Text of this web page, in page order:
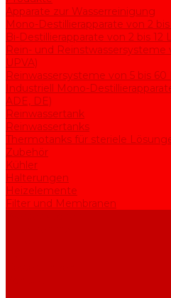
Apparate zur Wasserreinigung
Mono-Destillierapparate von 2
Bi-Destillierapparate von 2 bis 12
Rein- und Reinstwassersysteme
UPVA)
Reinwassersysteme von 5 bis 60
Industriell Mono-
ADE, DE)
Reinwassertank
Reinwassertanks
Thermotanks für steriele
Zubehör
Kühler
Halterungen
Heizelemente
Filter und Membranen